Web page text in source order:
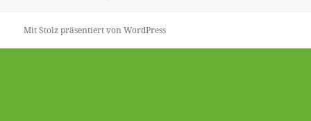
Mit Stolz präsentiert von WordPress